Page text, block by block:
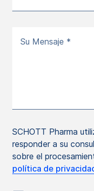
Su Mensaje *
SCHOTT Pharma
responder a su
sobre el
política de